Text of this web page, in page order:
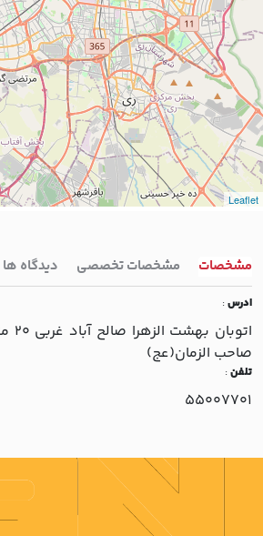
Leaflet
مشخصات مشخصات تخصصی دیدگاه ها
ادرس:
صاحب الزمان(عج)
تلفن:
55007701